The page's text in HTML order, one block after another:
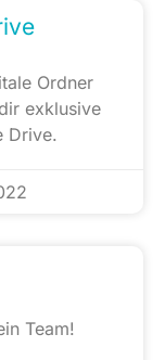
Ordner
exklusive
Drive.
Team!